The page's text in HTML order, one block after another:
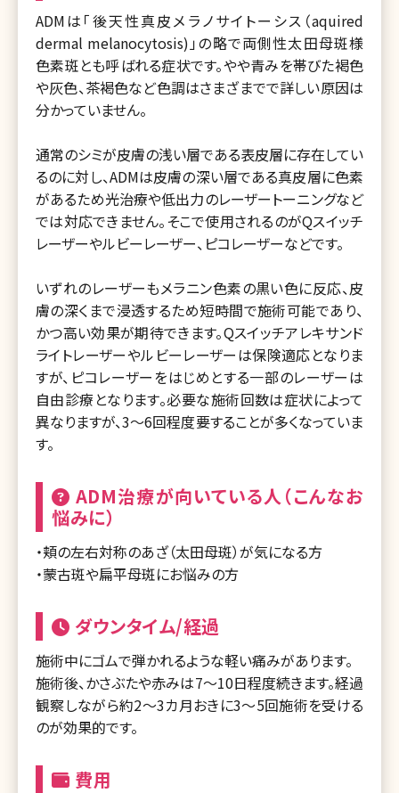
ADMは「後天性真皮メラノサイトーシス（aquired
dermal melanocytosis)」の略で両側性太田母斑様
色素斑とも呼ばれる症状です。やや青みを帯びた褐色
や灰色、茶褐色など色調はさまざまでで詳しい原因は
分かっていません。
通常のシミが皮膚の浅い層である表皮層に存在してい
るのに対し、ADMは皮膚の深い層である真皮層に色素
があるため光治療や低出力のレーザートーニングなど
では対応できません。そこで使用されるのがQスイッチ
レーザーやルビーレーザー、ピコレーザーなどです。
いずれのレーザーもメラニン色素の黒い色に反応、皮
膚の深くまで浸透するため短時間で施術可能であり、
かつ高い効果が期待できます。Qスイッチアレキサンド
ライトレーザーやルビーレーザーは保険適応となりま
すが、ピコレーザーをはじめとする一部のレーザーは
自由診療となります。必要な施術回数は症状によって
異なりますが、3～6回程度要することが多くなっていま
す。
ADM治療が向いている人（こんなお
悩みに）
・頬の左右対称のあざ（太田母斑）が気になる方
・蒙古斑や扁平母斑にお悩みの方
ダウンタイム/経過
施術中にゴムで弾かれるような軽い痛みがあります。
施術後、かさぶたや赤みは7～10日程度続きます。経過
観察しながら約2～3カ月おきに3～5回施術を受ける
のが効果的です。
費用